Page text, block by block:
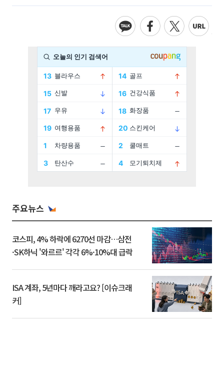
주요뉴스
코스피, 4% 하락에 6270선 마감…삼전
·SK하닉 '와르르' 각각 6%·10%대 급락
ISA 계좌, 5년마다 깨라고요? [이슈크래
커]